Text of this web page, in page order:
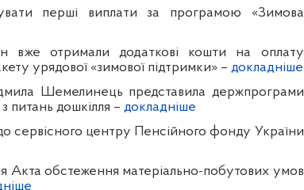
перші виплати за програмою «Зимова
вже отримали додаткові кошти на оплату
урядової «зимової підтримки» – докладніше
Шемелинець представила держпрограми
питань дошкілля – докладніше
сервісного центру Пенсійного фонду України
Акта обстеження матеріально-побутових умов